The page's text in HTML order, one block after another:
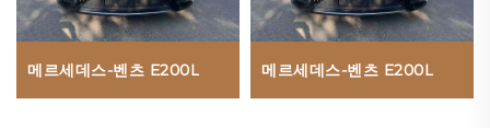
메르세데스-벤츠 E200L 메르세데스-벤츠 E200L